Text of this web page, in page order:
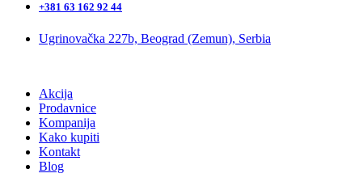
+381 63 162 92 44
Ugrinovačka 227b, Beograd (Zemun), Serbia
Akcija
Prodavnice
Kompanija
Kako kupiti
Kontakt
Blog